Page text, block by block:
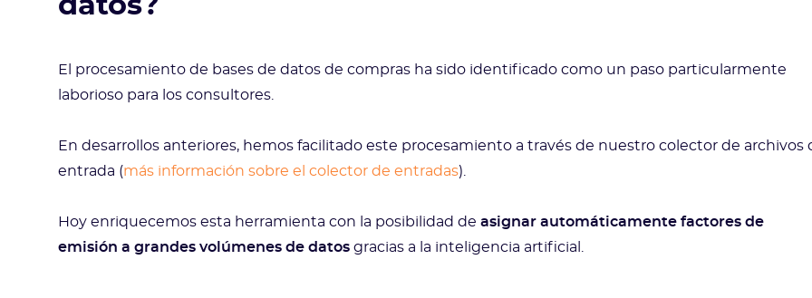
El procesamiento de bases de datos de compras ha sido identificado como un paso particularmente
laborioso para los consultores.
En desarrollos anteriores, hemos facilitado este procesamiento a través de nuestro colector de archivos
entrada (más información sobre el colector de entradas).
Hoy enriquecemos esta herramienta con la posibilidad de asignar automáticamente factores de
emisión a grandes volúmenes de datos gracias a la inteligencia artificial.